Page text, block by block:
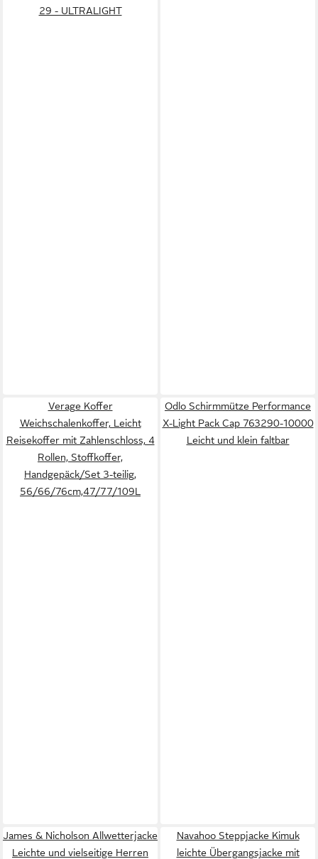
29 - ULTRALIGHT
Verage Koffer
Weichschalenkoffer, Leicht
Reisekoffer mit Zahlenschloss, 4
Rollen, Stoffkoffer,
Handgepäck/Set 3-teilig,
56/66/76cm,47/77/109L
Odlo Schirmmütze Performance
X-Light Pack Cap 763290-10000
Leicht und klein faltbar
James & Nicholson Allwetterjacke
Leichte und vielseitige Herren
Navahoo Steppjacke Kimuk
leichte Übergangsjacke mit